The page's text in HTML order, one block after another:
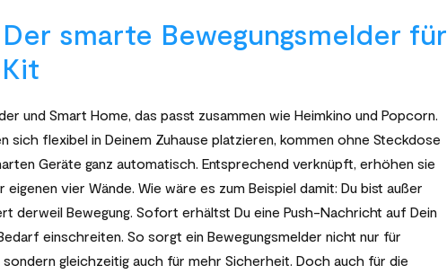
smarte Bewegungsmelder für
und Smart Home, das passt zusammen wie Heimkino und Popcorn.
sich flexibel in Deinem Zuhause platzieren, kommen ohne Steckdose
Geräte ganz automatisch. Entsprechend verknüpft, erhöhen sie
vier Wände. Wie wäre es zum Beispiel damit: Du bist außer
derweil Bewegung. Sofort erhältst Du eine Push-Nachricht auf Dein
einschreiten. So sorgt ein Bewegungsmelder nicht nur für
sondern gleichzeitig auch für mehr Sicherheit. Doch auch für die